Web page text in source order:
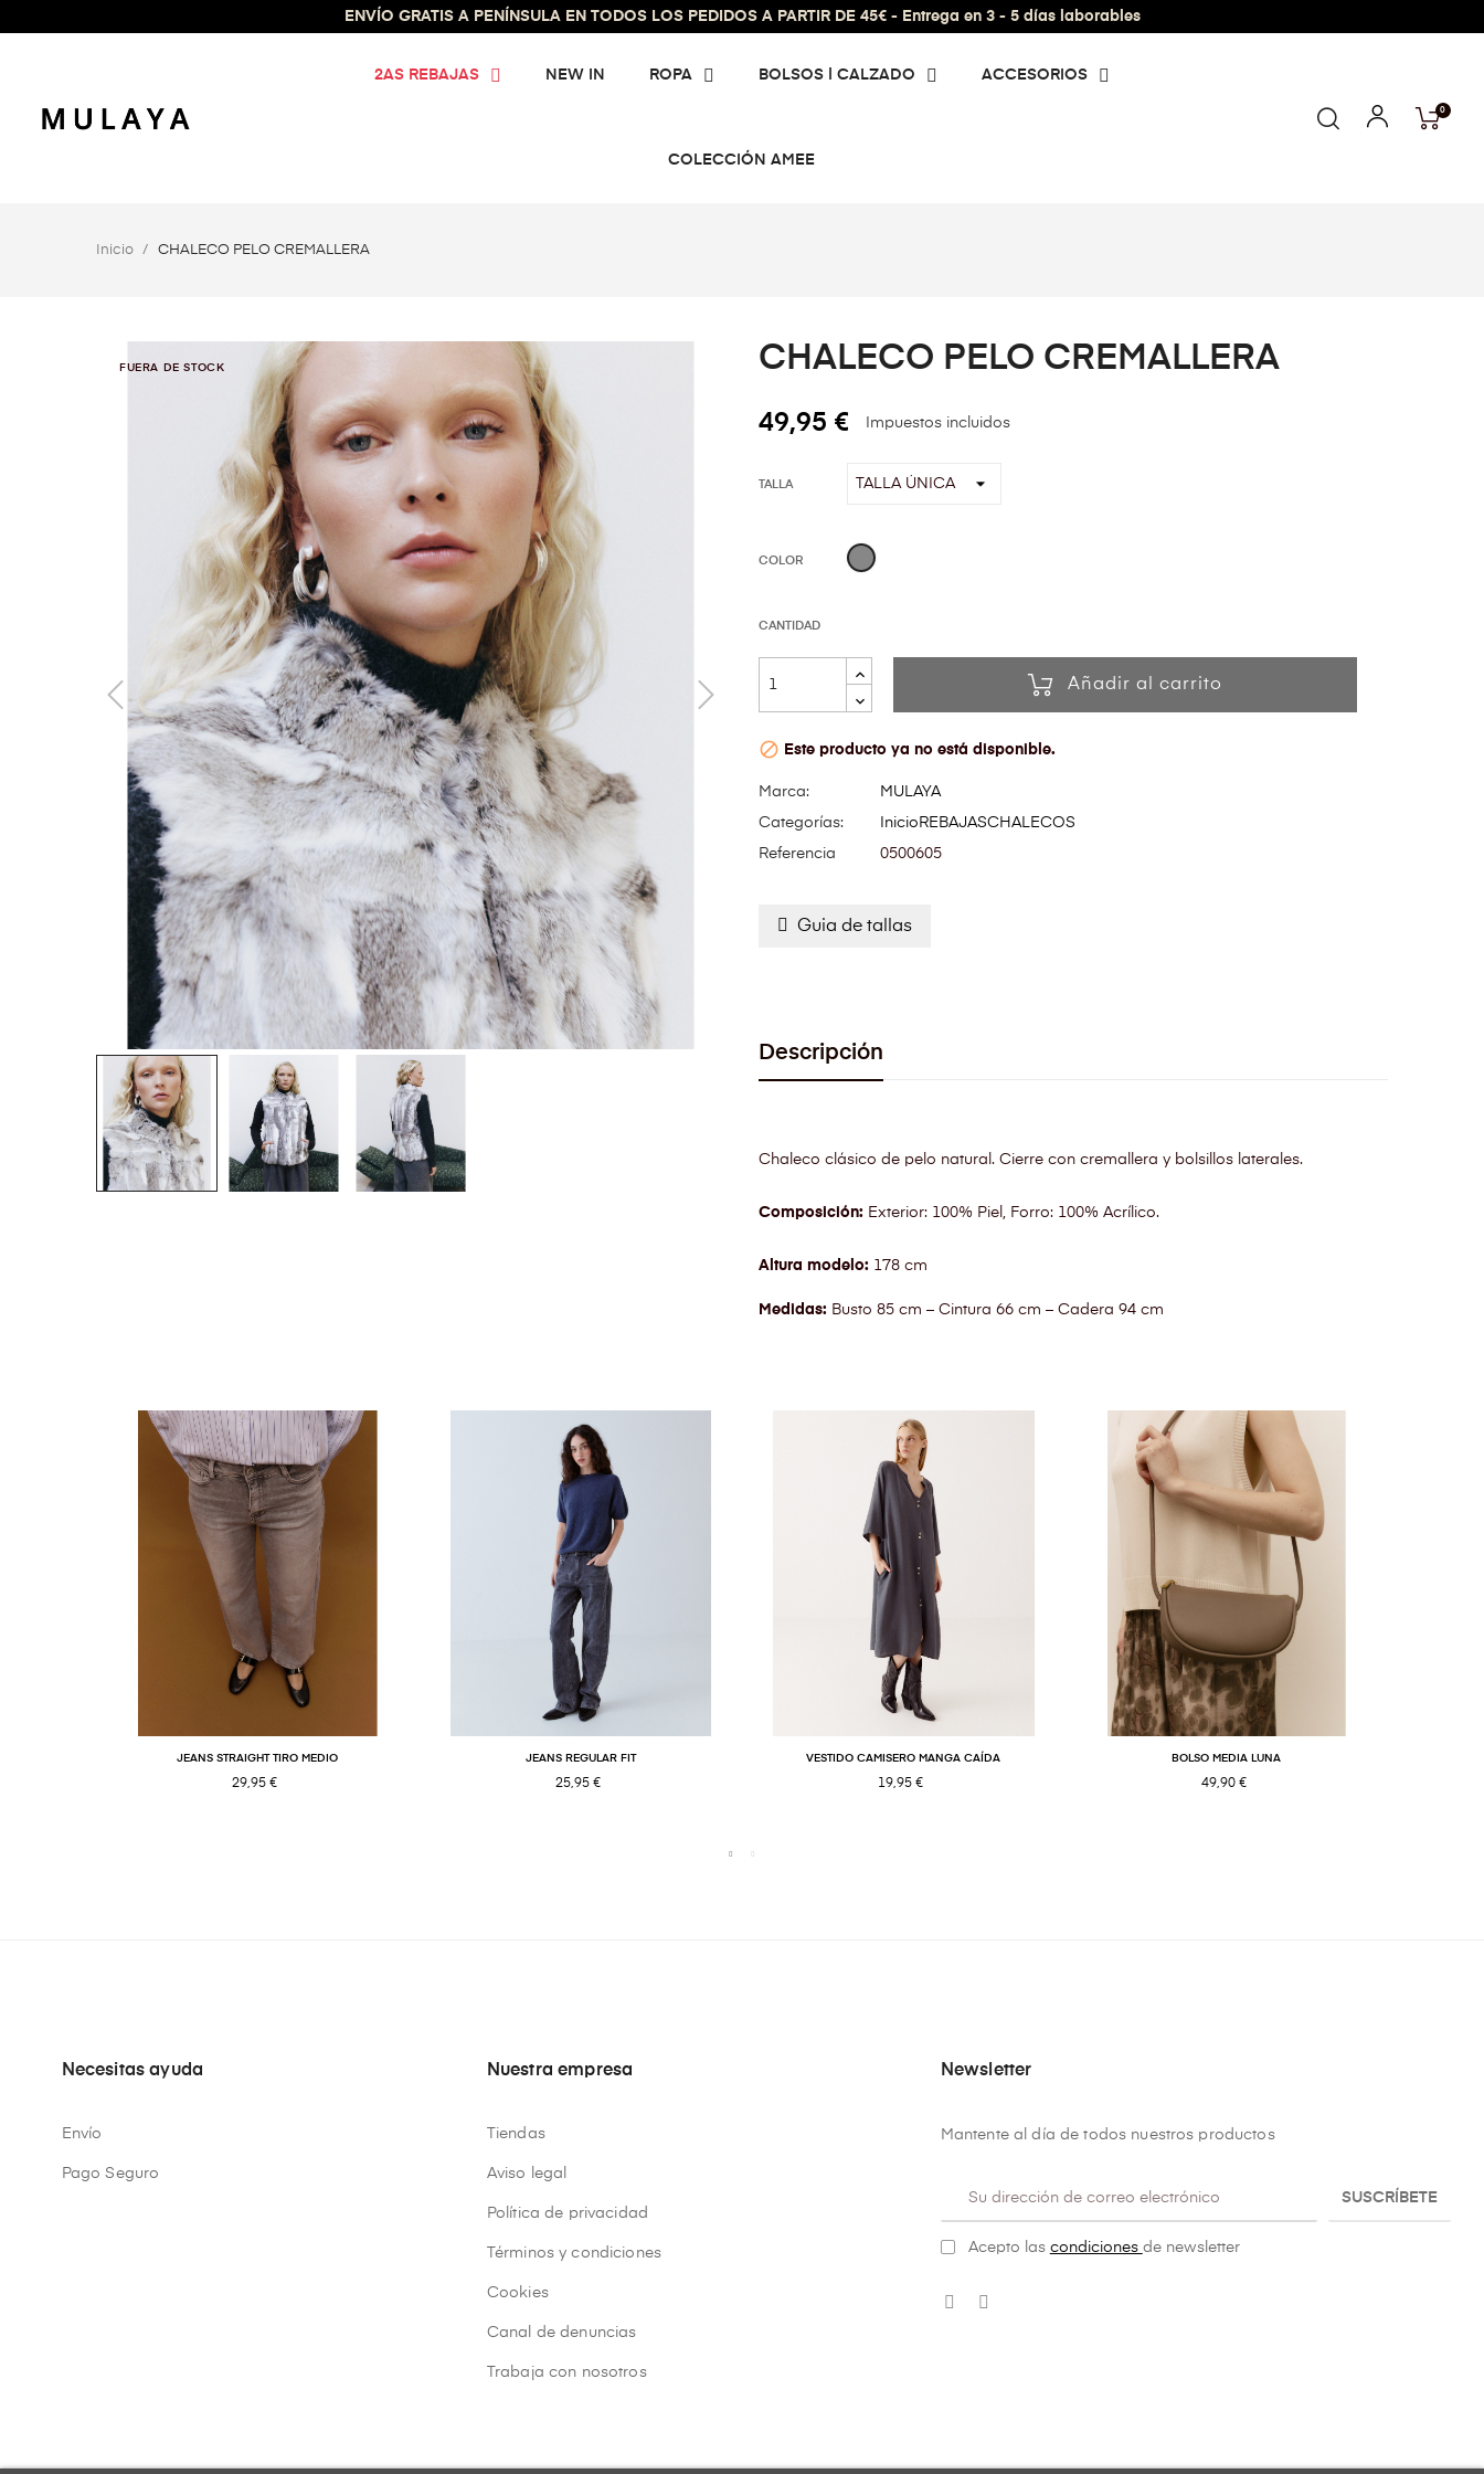
ENVÍO GRATIS A PENÍNSULA EN TODOS LOS PEDIDOS A PARTIR DE 45€ - Entrega en 3 - 5 días laborables
2AS REBAJAS NEW IN ROPA BOLSOS | CALZADO ACCESORIOS
COLECCIÓN AMEE
0
Inicio CHALECO PELO CREMALLERA
FUERA DE STOCK CHALECO PELO CREMALLERA
49,95 € Impuestos incluidos
TALLA
COLOR Gris
CANTIDAD
Añadir al carrito
 Este producto ya no está disponible.
Marca:
MULAYA
Categorías:
Inicio REBAJASCHALECOS
Referencia
0500605
Guia de tallas
Descripción
Chaleco clásico de pelo natural. Cierre con cremallera y bolsillos laterales.
Composición: Exterior: 100% Piel, Forro: 100% Acrílico.
Altura modelo: 178 cm
Medidas: Busto 85 cm – Cintura 66 cm – Cadera 94 cm
JEANS STRAIGHT TIRO MEDIO
29,95 €
JEANS REGULAR FIT
25,95 €
VESTIDO CAMISERO MANGA CAÍDA
19,95 €
BOLSO MEDIA LUNA
49,90 €
Necesitas ayuda
Envío
Pago Seguro
Nuestra empresa
Tiendas
Aviso legal
Política de privacidad
Términos y condiciones
Cookies
Canal de denuncias
Trabaja con nosotros
Newsletter
Mantente al día de todos nuestros productos
SUSCRÍBETE
Acepto las condiciones de newsletter